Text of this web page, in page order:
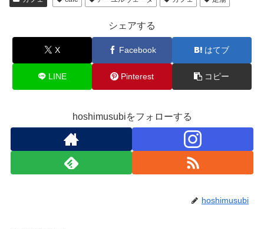
シェアする
X Facebook はてブ
LINE Pinterest コピー
hoshimusubiをフォローする
hoshimusubi